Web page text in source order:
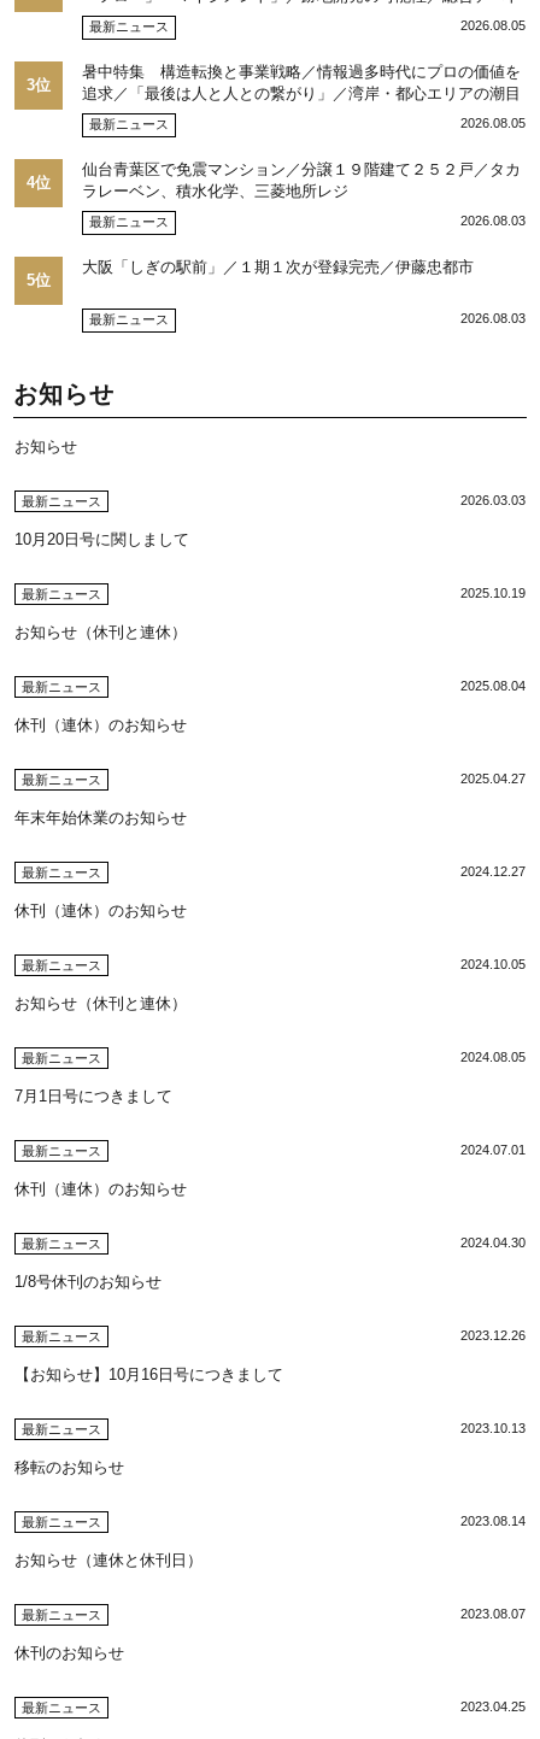
ップ10目標に／自社ブランド構築へ体制整備／日本郵政不動産
／池田 明社長に聞く
最新ニュース 2026.08.05
3位
暑中特集 構造転換と事業戦略／情報過多時代にプロの価値を
追求／「最後は人と人との繋がり」／湾岸・都心エリアの潮目
を注視／“リパーク”次世代展開／三井不動産リアルティ／児玉
光博社長に聞く
最新ニュース 2026.08.05
4位
仙台青葉区で免震マンション／分譲１９階建て２５２戸／タカ
ラレーベン、積水化学、三菱地所レジ
最新ニュース 2026.08.03
5位
大阪「しぎの駅前」／１期１次が登録完売／伊藤忠都市
最新ニュース 2026.08.03
お知らせ
お知らせ
最新ニュース 2026.03.03
10月20日号に関しまして
最新ニュース 2025.10.19
お知らせ（休刊と連休）
最新ニュース 2025.08.04
休刊（連休）のお知らせ
最新ニュース 2025.04.27
年末年始休業のお知らせ
最新ニュース 2024.12.27
休刊（連休）のお知らせ
最新ニュース 2024.10.05
お知らせ（休刊と連休）
最新ニュース 2024.08.05
7月1日号につきまして
最新ニュース 2024.07.01
休刊（連休）のお知らせ
最新ニュース 2024.04.30
1/8号休刊のお知らせ
最新ニュース 2023.12.26
【お知らせ】10月16日号につきまして
最新ニュース 2023.10.13
移転のお知らせ
最新ニュース 2023.08.14
お知らせ（連休と休刊日）
最新ニュース 2023.08.07
休刊のお知らせ
最新ニュース 2023.04.25